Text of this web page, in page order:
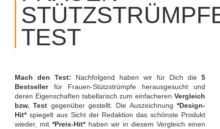
TEST
Mach den Test: Nachfolgend haben wir für Dich die 5
Bestsellerfür Frauen-Stützstrümpfe herausgesucht und
deren Eigenschaften tabellarisch zum einfacheren Vergleich
bzw. Test gegenüber gestellt. Die Auszeichnung*Design-
Hit*spiegelt aus Sicht der Redaktion das schönste Produkt
wieder, mit *Preis-Hit*haben wir in diesem Vergleich einen